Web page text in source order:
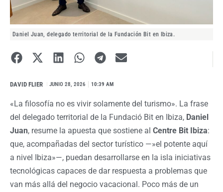
Daniel Juan, delegado territorial de la Fundación Bit en Ibiza.
DAVID FLIER JUNIO 28, 2026 10:39 AM
«La filosofía no es vivir solamente del turismo». La frase
del delegado territorial de la Fundació Bit en Ibiza, Daniel
Juan, resume la apuesta que sostiene al Centre Bit Ibiza:
que, acompañadas del sector turístico —»el potente aquí
a nivel Ibiza»—, puedan desarrollarse en la isla iniciativas
tecnológicas capaces de dar respuesta a problemas que
van más allá del negocio vacacional. Poco más de un